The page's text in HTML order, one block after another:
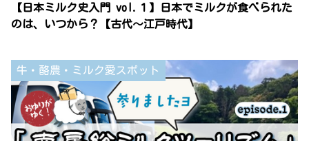
【日本ミルク史入門 vol.１】日本でミルクが食べられた
のは、いつから？【古代～江戸時代】
牛・酪農・ミルク愛スポット